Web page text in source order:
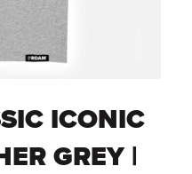
ICONIC
GREY |